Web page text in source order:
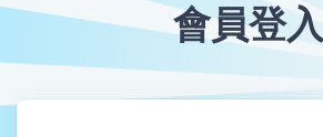
會員登入